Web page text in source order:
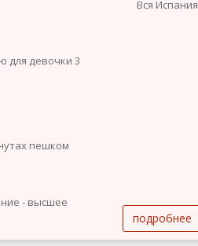
для девочки 3
пешком
- высшее
Вся Испания
подробнее